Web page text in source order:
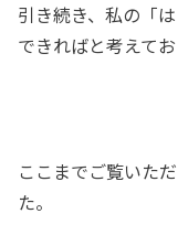
引き続き、私の「
できればと考えてお
ここまでご覧いた
た。